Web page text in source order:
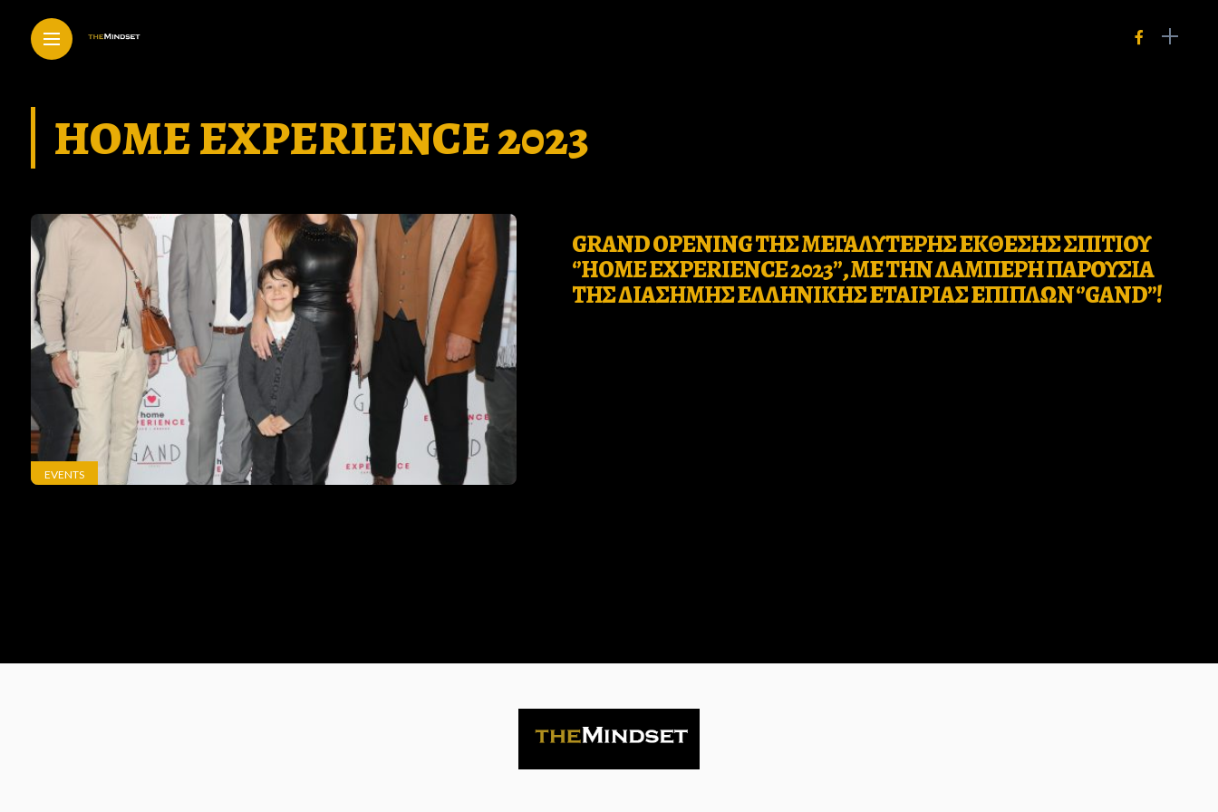
Who
we
are
Ιnspiration
Desires
Life
is
HOME EXPERIENCE 2023
EVENTS
GRAND OPENING ΤΗΣ ΜΕΓΑΛΥΤΕΡΗΣ ΕΚΘΕΣΗΣ ΣΠΙΤΙΟΥ
‘’HOME EXPERIENCE 2023’’, ΜΕ ΤΗΝ ΛΑΜΠΕΡΗ ΠΑΡΟΥΣΙΑ
ΤΗΣ ΔΙΑΣΗΜΗΣ ΕΛΛΗΝΙΚΗΣ ΕΤΑΙΡΙΑΣ ΕΠΙΠΛΩΝ ‘’GAND’’!